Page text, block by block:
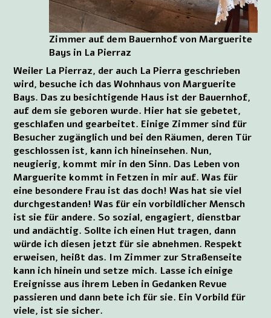
Zimmer auf dem Bauernhof von Marguerite
Bays in La Pierraz
Weiler La Pierraz, der auch La Pierra geschrieben
wird, besuche ich das Wohnhaus von Marguerite
Bays. Das zu besichtigende Haus ist der Bauernhof,
auf dem sie geboren wurde. Hier hat sie gebetet,
geschlafen und gearbeitet. Einige Zimmer sind für
Besucher zugänglich und bei den Räumen, deren Tür
geschlossen ist, kann ich hineinsehen. Nun,
neugierig, kommt mir in den Sinn. Das Leben von
Marguerite kommt in Fetzen in mir auf. Was für
eine besondere Frau ist das doch! Was hat sie viel
durchgestanden! Was für ein vorbildlicher Mensch
ist sie für andere. So sozial, engagiert, dienstbar
und andächtig. Sollte ich einen Hut tragen, dann
würde ich diesen jetzt für sie abnehmen. Respekt
erweisen, heißt das. Im Zimmer zur Straßenseite
kann ich hinein und setze mich. Lasse ich einige
Ereignisse aus ihrem Leben in Gedanken Revue
passieren und dann bete ich für sie. Ein Vorbild für
viele, ist sie sicher.